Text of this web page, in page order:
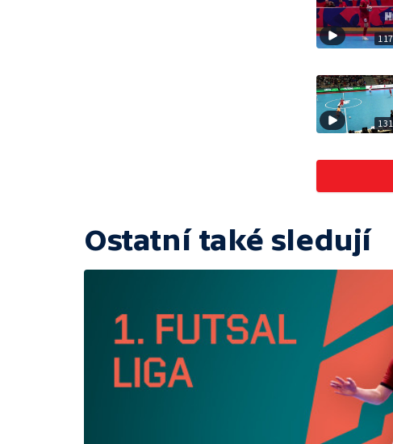
Ostatní také sledují